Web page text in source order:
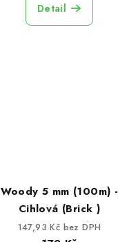
Detail
Woody 5 mm (100m) -
Cihlová (Brick )
147,93 Kč bez DPH